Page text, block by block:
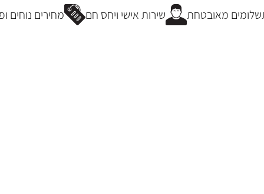
מחירים נוחים שירות אישי ויחס חם מאובטחת